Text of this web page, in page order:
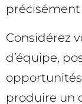
précisément
Considérez
d’équipe,
produire un